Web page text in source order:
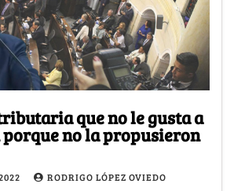
que no le gusta a
no la propusieron
RODRIGO LÓPEZ OVIEDO